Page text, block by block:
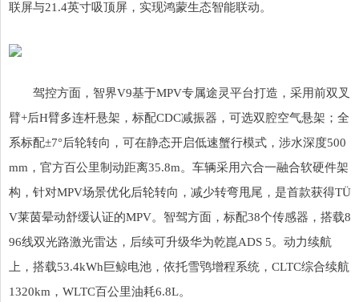
联屏与21.4英寸吸顶屏，实现鸿蒙生态智能联动。
驾控方面，智界V9基于MPV专属途灵平台打造，采用前双叉
臂+后H臂多连杆悬架，标配CDC减振器，可选双腔空气悬架；全
系标配±7°后轮转向，可在静态开启低速蟹行模式，涉水深度500
mm，官方百公里制动距离35.8m。车辆采用六合一融合软硬件架
构，针对MPV场景优化后轮转向，减少转弯甩尾，是首款获得TÜ
V莱茵晕动舒缓认证的MPV。智驾方面，标配38个传感器，搭载8
96线双光路激光雷达，后续可升级华为乾崑ADS 5。动力续航
上，搭载53.4kWh巨鲸电池，依托雪鸮增程系统，CLTC综合续航
1320km，WLTC百公里油耗6.8L。